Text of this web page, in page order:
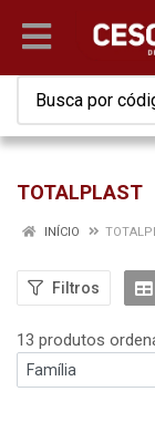
TOTALPLAST
INÍCIO
Filtros
13 produtos